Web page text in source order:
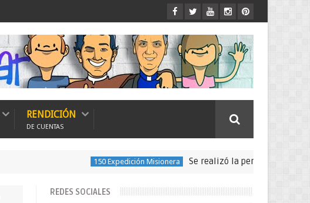
RENDICIÓN
DE CUENTAS
150 Expedición Misionera Se realizó la peregrinación para
REDES SOCIALES